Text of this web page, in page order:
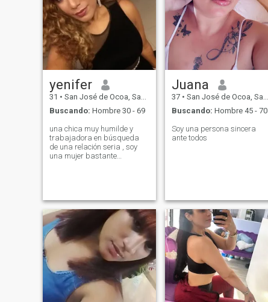
yenifer
31 • San José de Ocoa, San José de Ocoa, Rep. Dominicana
Buscando: Hombre 30 - 69
una chica muy humilde y
trabajadora en búsqueda
de una relación seria , soy
una mujer bastante
Juana
37 • San José de Ocoa, San José de Ocoa, Rep. Dominicana
Buscando: Hombre 45 - 70
Soy una persona sincera
ante todos